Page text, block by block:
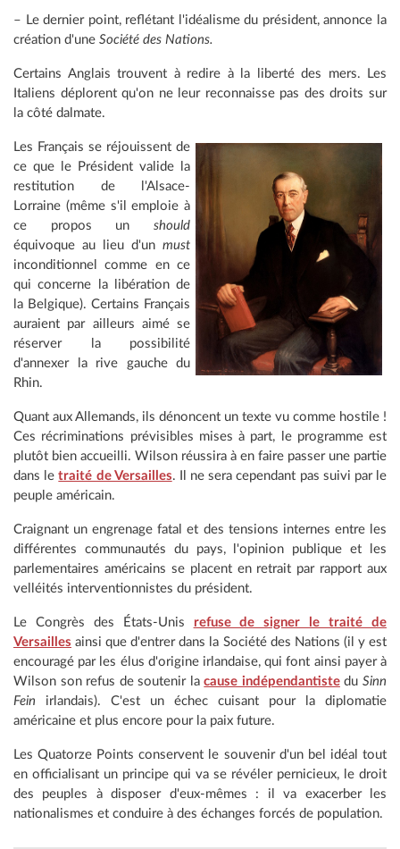
– Le dernier point, reflétant l'idéalisme du président, annonce la
création d'une Société des Nations.
Certains Anglais trouvent à redire à la liberté des mers. Les
Italiens déplorent qu'on ne leur reconnaisse pas des droits sur
la côté dalmate.
Les Français se réjouissent de
ce que le Président valide la
restitution de l'Alsace-
Lorraine (même s'il emploie à
ce propos un should
équivoque au lieu d'un must
inconditionnel comme en ce
qui concerne la libération de
la Belgique). Certains Français
auraient par ailleurs aimé se
réserver la possibilité
d'annexer la rive gauche du
Rhin.
Quant aux Allemands, ils dénoncent un texte vu comme hostile !
Ces récriminations prévisibles mises à part, le programme est
plutôt bien accueilli. Wilson réussira à en faire passer une partie
dans letraité de Versailles. Il ne sera cependant pas suivi par le
peuple américain.
Craignant un engrenage fatal et des tensions internes entre les
différentes communautés du pays, l'opinion publique et les
parlementaires américains se placent en retrait par rapport aux
velléités interventionnistes du président.
Le Congrès des États-Unis refuse de signer le traité de
Versailles ainsi que d'entrer dans la Société des Nations (il y est
encouragé par les élus d'origine irlandaise, qui font ainsi payer à
Wilson son refus de soutenir lacause indépendantisteduSinn
Fein irlandais). C'est un échec cuisant pour la diplomatie
américaine et plus encore pour la paix future.
Les Quatorze Points conservent le souvenir d'un bel idéal tout
en officialisant un principe qui va se révéler pernicieux, le droit
des peuples à disposer d'eux-mêmes : il va exacerber les
nationalismes et conduire à des échanges forcés de population.